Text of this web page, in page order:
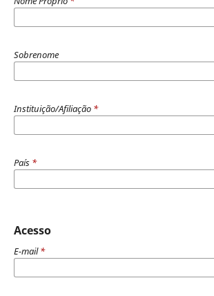
Sobrenome
Instituição/Afiliação *
País *
Acesso
E-mail*